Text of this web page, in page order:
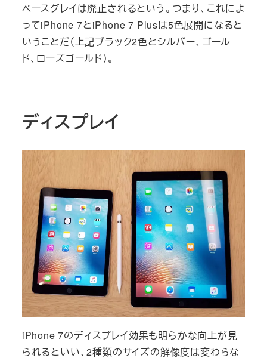
ペースグレイは廃止されるという。つまり、これによ
ってiPhone 7とiPhone 7 Plusは5色展開になると
いうことだ（上記ブラック2色とシルバー、ゴール
ド、ローズゴールド）。
ディスプレイ
iPhone 7のディスプレイ効果も明らかな向上が見
られるといい、2種類のサイズの解像度は変わらな